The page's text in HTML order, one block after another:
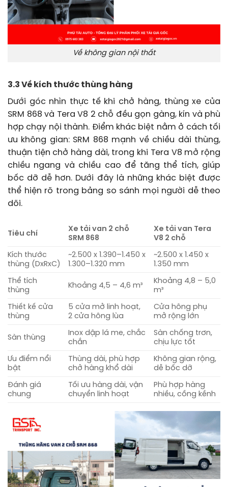
Về không gian nội thất
3.3 Về kích thước thùng hàng
Dưới góc nhìn thực tế khi chở hàng, thùng xe của
SRM 868 và Tera V8 2 chỗ đều gọn gàng, kín và phù
hợp chạy nội thành. Điểm khác biệt nằm ở cách tối
ưu không gian: SRM 868 mạnh về chiều dài thùng,
thuận tiện chở hàng dài, trong khi Tera V8 mở rộng
chiều ngang và chiều cao để tăng thể tích, giúp
bốc dỡ dễ hơn. Dưới đây là những khác biệt được
thể hiện rõ trong bảng so sánh mọi người dễ theo
dõi.
Tiêu chí
Xe tải van 2 chỗ
SRM 868
Xe tải van Tera
V8 2 chỗ
Kích thước
thùng (DxRxC)
~2.500 x 1.390–1.450 x
1.300–1.320 mm
~2.500 x 1.450 x
1.350 mm
Thể tích
thùng
Khoảng 4,5 – 4,6 m³
Khoảng 4,8 – 5,0
m³
Thiết kế cửa
thùng
5 cửa mở linh hoạt,
2 cửa hông lùa
Cửa hông phụ
mở rộng lớn
Sàn thùng
Inox dập lá me, chắc
chắn
Sàn chống trơn,
chịu lực tốt
Ưu điểm nổi
bật
Thùng dài, phù hợp
chở hàng khổ dài
Không gian rộng,
dễ bốc dỡ
Đánh giá
chung
Tối ưu hàng dài, vận
chuyển linh hoạt
Phù hợp hàng
nhiều, cồng kềnh